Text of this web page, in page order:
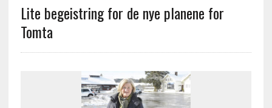
Lite begeistring for de nye planene for
Tomta